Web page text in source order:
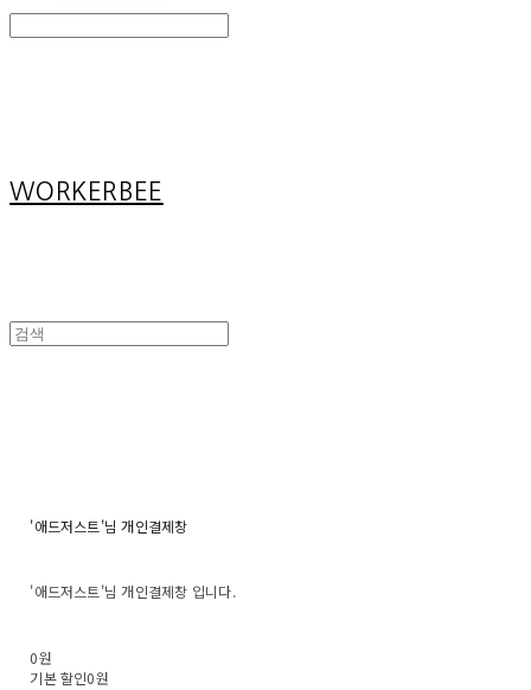
WORKERBEE
'애드저스트'님 개인결제창
'애드저스트'님 개인결제창 입니다.
0원
기본 할인0원